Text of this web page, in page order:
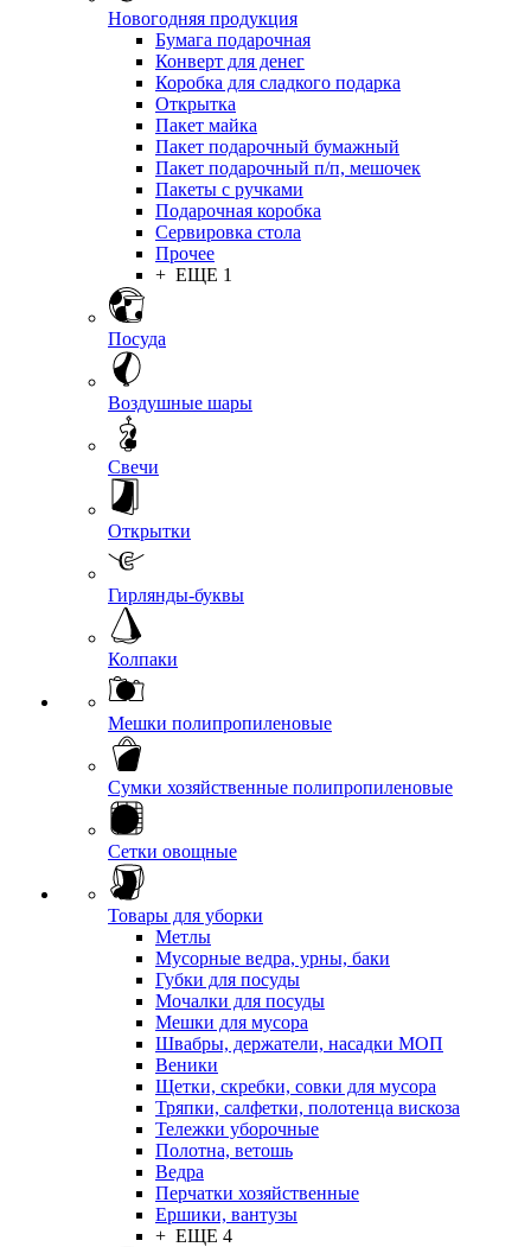
Новогодняя продукция
Бумага подарочная
Конверт для денег
Коробка для сладкого подарка
Открытка
Пакет майка
Пакет подарочный бумажный
Пакет подарочный п/п, мешочек
Пакеты с ручками
Подарочная коробка
Сервировка стола
Прочее
+ ЕЩЕ 1
Посуда
Воздушные шары
Свечи
Открытки
Гирлянды-буквы
Колпаки
Мешки полипропиленовые
Сумки хозяйственные полипропиленовые
Сетки овощные
Товары для уборки
Метлы
Мусорные ведра, урны, баки
Губки для посуды
Мочалки для посуды
Мешки для мусора
Швабры, держатели, насадки МОП
Веники
Щетки, скребки, совки для мусора
Тряпки, салфетки, полотенца вискоза
Тележки уборочные
Полотна, ветошь
Ведра
Перчатки хозяйственные
Ершики, вантузы
+ ЕЩЕ 4